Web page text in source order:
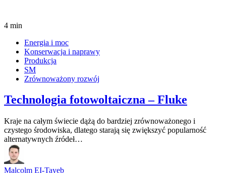
4 min
Energia i moc
Konserwacja i naprawy
Produkcja
SM
Zrównoważony rozwój
Technologia fotowoltaiczna – Fluke
Kraje na całym świecie dążą do bardziej zrównoważonego i
czystego środowiska, dlatego starają się zwiększyć popularność
alternatywnych źródeł…
Malcolm EI-Tayeb